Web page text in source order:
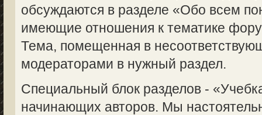
обсуждаются в разделе «Обо всем
имеющие отношения к тематике
Тема, помещенная в
модераторами в нужный раздел.
Специальный блок разделов -
начинающих авторов. Мы